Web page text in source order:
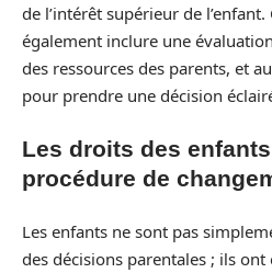
de l’intérêt supérieur de
également inclure une
des ressources des parents, et
pour prendre une décision
Les droits des
procédure de
Les enfants ne sont pas
des décisions parentales ; ils